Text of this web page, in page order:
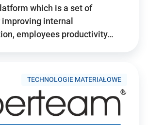
which is a set of
internal
employees productivity…
TECHNOLOGIE MATERIAŁOWE